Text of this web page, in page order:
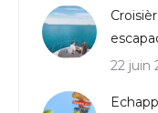
22 juin